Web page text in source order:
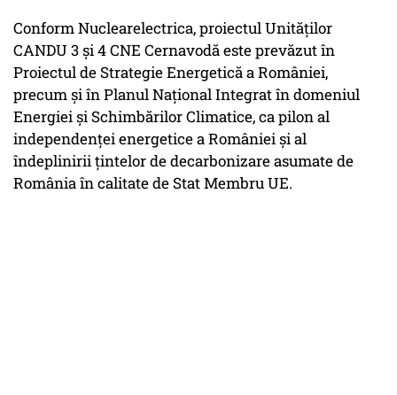
Conform Nuclearelectrica, proiectul Unităților
CANDU 3 și 4 CNE Cernavodă este prevăzut în
Proiectul de Strategie Energetică a României,
precum și în Planul Național Integrat în domeniul
Energiei și Schimbărilor Climatice, ca pilon al
independenței energetice a României și al
îndeplinirii țintelor de decarbonizare asumate de
România în calitate de Stat Membru UE.